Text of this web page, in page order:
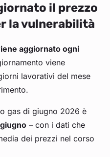
il prezzo
la vulnerabilità
aggiornato ogni
viene
lavorativi del mese
gas di giugno 2026 è
– con i dati che
dei prezzi nel corso